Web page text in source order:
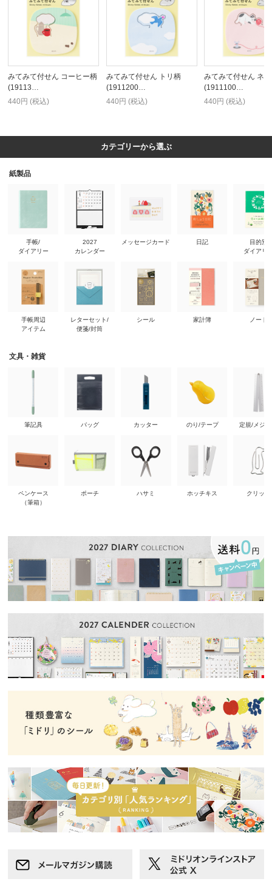
みてみて付せん コーヒー柄
(19113…
440円 (税込)
みてみて付せん トリ柄
(1911200…
440円 (税込)
みてみて付せん ネ
(1911100…
440円 (税込)
カテゴリーから選ぶ
紙製品
手帳/
ダイアリー
手帳周辺
アイテム
2027
カレンダー
レターセット/
便箋/封筒
メッセージカード
シール
日記
家計簿
目的別
ダイアリ
ノート
文具・雑貨
筆記具
ペンケース
（筆箱）
バッグ
ポーチ
カッター
ハサミ
のり/テープ
ホッチキス
定規/メジ
クリップ